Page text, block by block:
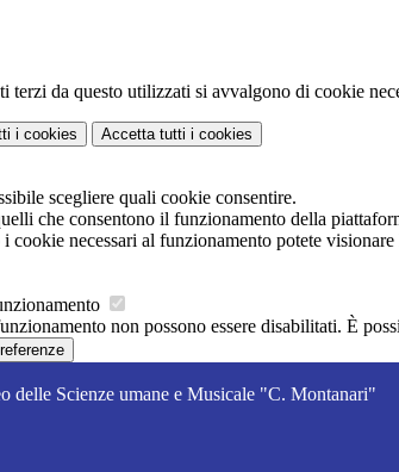
terzi da questo utilizzati si avvalgono di cookie
i cookies Accetta tutti i cookies
scegliere quali cookie consentire.
che consentono il funzionamento della
cookie necessari al funzionamento potete visionare
non possono essere disabilitati. È
delle Scienze umane e Musicale "C. Montanari"